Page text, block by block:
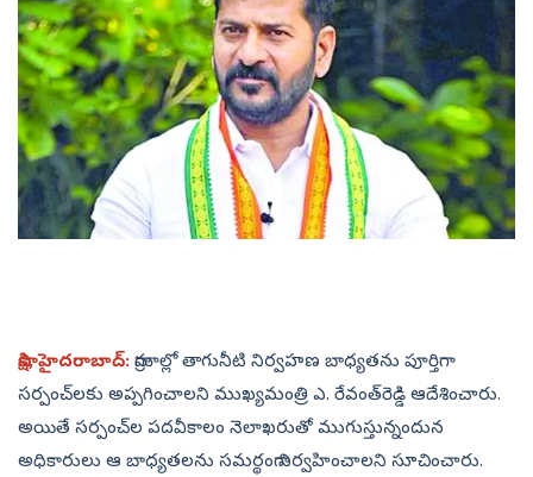
సాక్షి, హైదరాబాద్‌: గ్రామాల్లో తాగునీటి నిర్వహణ బాధ్యతను పూర్తిగా
సర్పంచ్‌లకు అప్పగించాలని ముఖ్యమంత్రి ఎ. రేవంత్‌రెడ్డి ఆదేశించారు.
అయితే సర్పంచ్‌ల పదవీకాలం నెలాఖరుతో ముగుస్తున్నందున
అధికారులు ఆ బాధ్యతలను సమర్థంగా నిర్వహించాలని సూచించారు.